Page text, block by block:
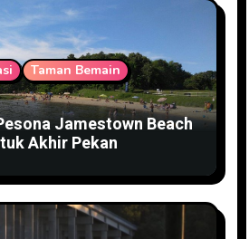
Taman Bemain
Jamestown Beach
Akhir Pekan